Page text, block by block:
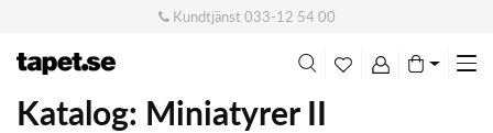
Kundtjänst033-12 54 00
Katalog: Miniatyrer II